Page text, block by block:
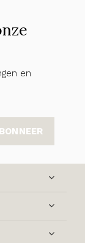
en